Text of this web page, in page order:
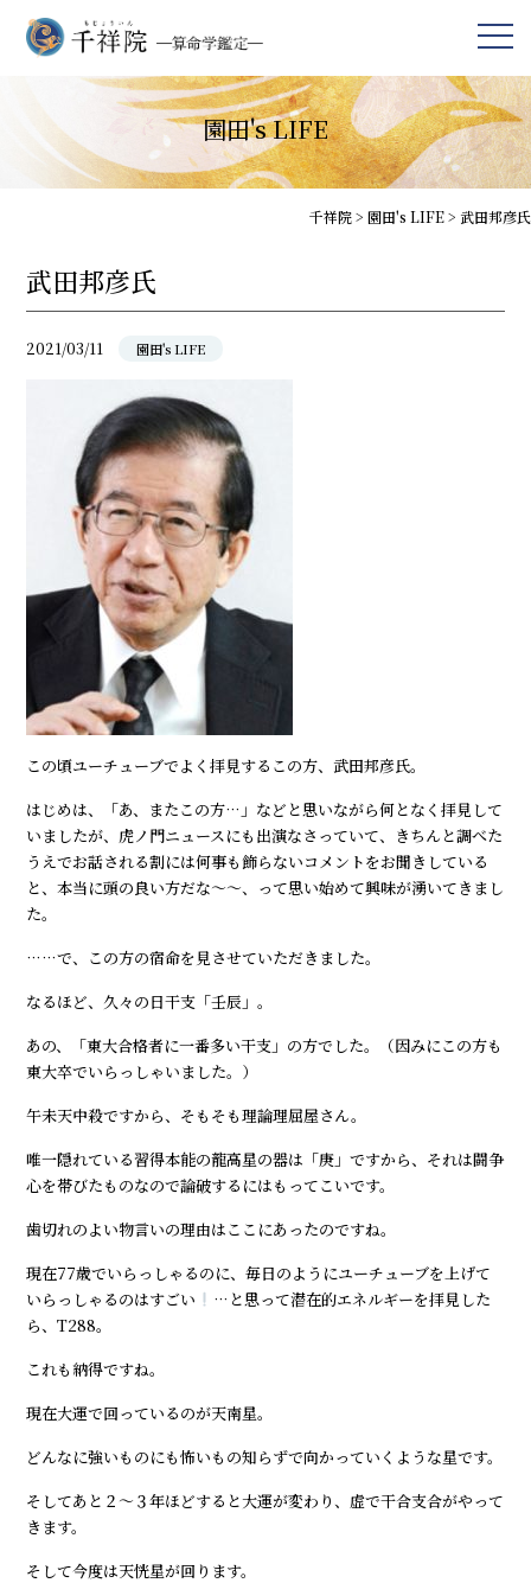
園田's LIFE
千祥院> 園田's LIFE> 武田邦彦氏
武田邦彦氏
2021/03/11 園田's LIFE
この頃ユーチューブでよく拝見するこの方、武田邦彦氏。
はじめは、「あ、またこの方…」などと思いながら何となく拝見して
いましたが、虎ノ門ニュースにも出演なさっていて、きちんと調べた
うえでお話される割には何事も飾らないコメントをお聞きしている
と、本当に頭の良い方だな～～、って思い始めて興味が湧いてきまし
た。
……で、この方の宿命を見させていただきました。
なるほど、久々の日干支「壬辰」。
あの、「東大合格者に一番多い干支」の方でした。（因みにこの方も
東大卒でいらっしゃいました。）
午未天中殺ですから、そもそも理論理屈屋さん。
唯一隠れている習得本能の龍高星の器は「庚」ですから、それは闘争
心を帯びたものなので論破するにはもってこいです。
歯切れのよい物言いの理由はここにあったのですね。
現在77歳でいらっしゃるのに、毎日のようにユーチューブを上げて
いらっしゃるのはすごい
…と思って潜在的エネルギーを拝見した
ら、T288。
これも納得ですね。
現在大運で回っているのが天南星。
どんなに強いものにも怖いもの知らずで向かっていくような星です。
そしてあと２～３年ほどすると大運が変わり、虚で干合支合がやって
きます。
そして今度は天恍星が回ります。